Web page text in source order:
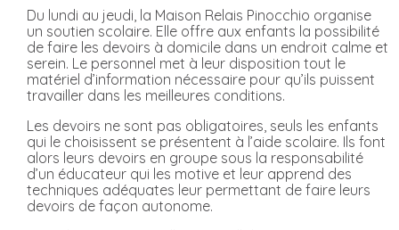
Du lundi au jeudi, la Maison Relais Pinocchio organise
un soutien scolaire. Elle offre aux enfants la possibilité
de faire les devoirs à domicile dans un endroit calme et
serein. Le personnel met à leur disposition tout le
matériel d’information nécessaire pour qu’ils puissent
travailler dans les meilleures conditions.
Les devoirs ne sont pas obligatoires, seuls les enfants
qui le choisissent se présentent à l’aide scolaire. Ils font
alors leurs devoirs en groupe sous la responsabilité
d’un éducateur qui les motive et leur apprend des
techniques adéquates leur permettant de faire leurs
devoirs de façon autonome.